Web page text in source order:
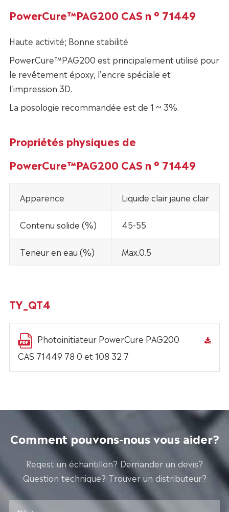
PowerCure™PAG200 CAS n ° 71449
Haute activité; Bonne stabilité
PowerCure™PAG200 est principalement utilisé pour
le revêtement époxy, l'encre spéciale et
l'impression 3D.
La posologie recommandée est de 1 ~ 3%.
Propriétés physiques de
PowerCure™PAG200 CAS n ° 71449
Apparence Liquide clair jaune clair
Contenu solide (%) 45-55
Teneur en eau (%) Max.0.5
TY_QT4
Photoinitiateur PowerCure PAG200
CAS 71449 78 0 et 108 32 7
Comment pouvons-nous vous aider?
Reqest un échantillon? Demander un devis?
Question technique? Trouver un distributeur?